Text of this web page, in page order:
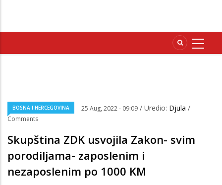
BOSNA I HERCEGOVINA 25 Aug, 2022 - 09:09 / Uredio: Djula /
Comments
Skupština ZDK usvojila Zakon- svim
porodiljama- zaposlenim i
nezaposlenim po 1000 KM